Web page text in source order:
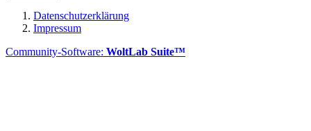
Datenschutzerklärung
Impressum
Community-Software: WoltLab Suite™